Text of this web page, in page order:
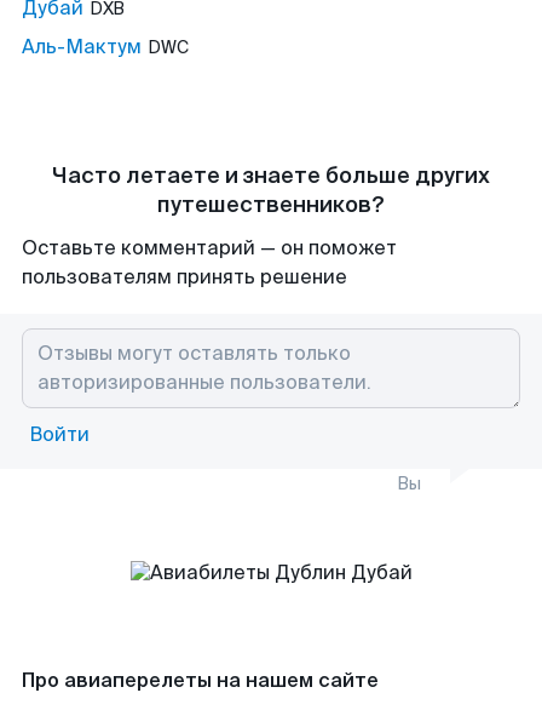
Дубай DXB
Аль-Мактум DWC
Часто летаете и знаете больше других
путешественников?
Оставьте комментарий — он поможет
пользователям принять решение
Войти
Вы
Про авиаперелеты на нашем сайте